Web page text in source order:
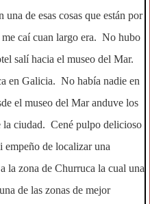
de esas cosas que están por
caí cuan largo era. No hubo
salí hacia el museo del Mar.
en Galicia. No había nadie en
el museo del Mar anduve los
la ciudad. Cené pulpo delicioso
empeño de localizar una
la zona de Churruca la cual una
de las zonas de mejor